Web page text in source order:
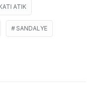
ATIK
SANDALYE